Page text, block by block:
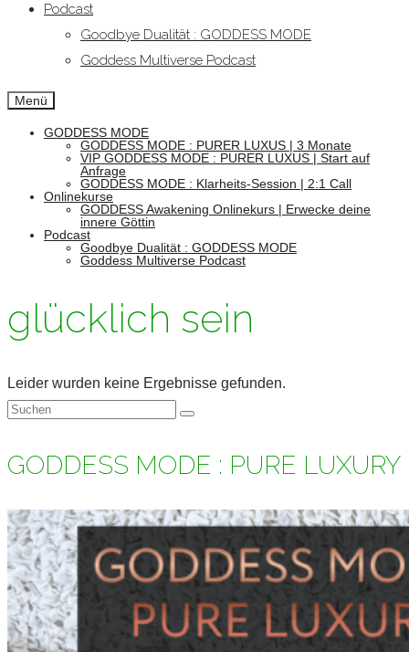
Podcast
Goodbye Dualität : GODDESS MODE
Goddess Multiverse Podcast
Menü
GODDESS MODE
GODDESS MODE : PURER LUXUS | 3 Monate
VIP GODDESS MODE : PURER LUXUS | Start auf
Anfrage
GODDESS MODE : Klarheits-Session | 2:1 Call
Onlinekurse
GODDESS Awakening Onlinekurs | Erwecke deine
innere Göttin
Podcast
Goodbye Dualität : GODDESS MODE
Goddess Multiverse Podcast
glücklich sein
Leider wurden keine Ergebnisse gefunden.
Suchen
GODDESS MODE : PURE LUXURY